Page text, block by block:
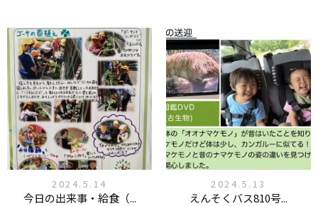
2024.5.14
今日の出来事・給食（...
2024.5.13
えんそくバス810号...